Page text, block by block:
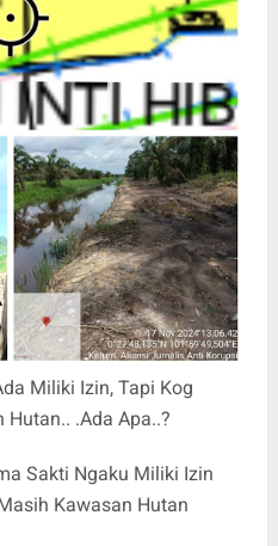
Miliki Izin, Tapi Kog
.Ada Apa..?
Sakti Ngaku Miliki Izin
Kawasan Hutan